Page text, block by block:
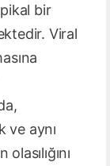
bir
Viral
ve aynı